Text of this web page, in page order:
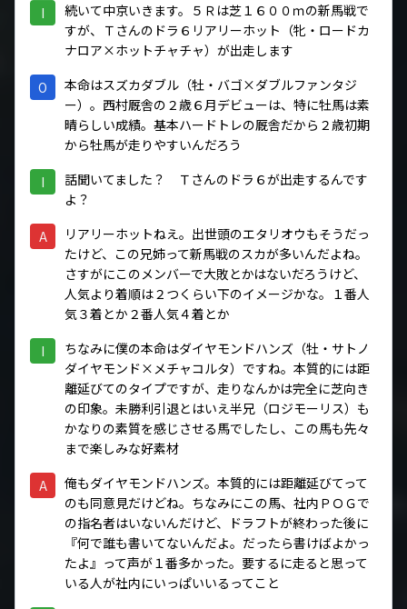
I
続いて中京いきます。５Ｒは芝１６００ｍの新馬戦で
すが、Ｔさんのドラ６リアリーホット（牝・ロードカ
ナロア×ホットチャチャ）が出走します
O
本命はスズカダブル（牡・バゴ×ダブルファンタジ
ー）。西村厩舎の２歳６月デビューは、特に牡馬は素
晴らしい成績。基本ハードトレの厩舎だから２歳初期
から牡馬が走りやすいんだろう
I
話聞いてました？ Ｔさんのドラ６が出走するんです
よ？
A
リアリーホットねえ。出世頭のエタリオウもそうだっ
たけど、この兄姉って新馬戦のスカが多いんだよね。
さすがにこのメンバーで大敗とかはないだろうけど、
人気より着順は２つくらい下のイメージかな。１番人
気３着とか２番人気４着とか
I
ちなみに僕の本命はダイヤモンドハンズ（牡・サトノ
ダイヤモンド×メチャコルタ）ですね。本質的には距
離延びてのタイプですが、走りなんかは完全に芝向き
の印象。未勝利引退とはいえ半兄（ロジモーリス）も
かなりの素質を感じさせる馬でしたし、この馬も先々
まで楽しみな好素材
A
俺もダイヤモンドハンズ。本質的には距離延びてって
のも同意見だけどね。ちなみにこの馬、社内ＰＯＧで
の指名者はいないんだけど、ドラフトが終わった後に
『何で誰も書いてないんだよ。だったら書けばよかっ
たよ』って声が１番多かった。要するに走ると思って
いる人が社内にいっぱいいるってこと